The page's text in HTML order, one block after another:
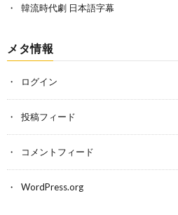
韓流時代劇 日本語字幕
メタ情報
ログイン
投稿フィード
コメントフィード
WordPress.org